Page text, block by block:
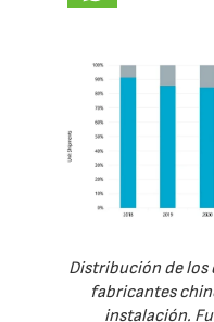
Distribución de los
fabricantes
instalación.